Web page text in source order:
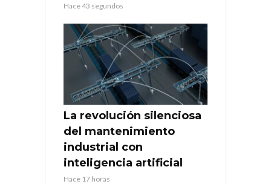
Hace 43 segundos
La revolución silenciosa
del mantenimiento
industrial con
inteligencia artificial
Hace 17 horas